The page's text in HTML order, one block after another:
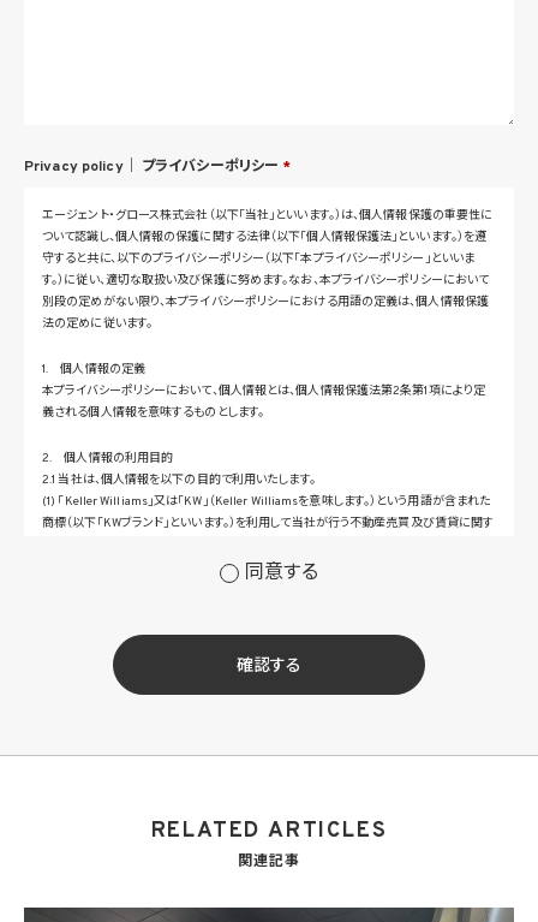
Privacy policy｜ プライバシーポリシー *
エージェント・グロース株式会社（以下「当社」といいます。）は、個人情報保護の重要性に
ついて認識し、個人情報の保護に関する法律（以下「個人情報保護法」といいます。）を遵
守すると共に、以下のプライバシーポリシー（以下「本プライバシーポリシー」といいま
す。）に従い、適切な取扱い及び保護に努めます。なお、本プライバシーポリシーにおいて
別段の定めがない限り、本プライバシーポリシーにおける用語の定義は、個人情報保護
法の定めに従います。
1. 個人情報の定義
本プライバシーポリシーにおいて、個人情報とは、個人情報保護法第2条第1項により定
義される個人情報を意味するものとします。
2. 個人情報の利用目的
2.1 当社は、個人情報を以下の目的で利用いたします。
(1) 「Keller Williams」又は「KW」（Keller Williamsを意味します。）という用語が含まれた
商標（以下「KWブランド」といいます。）を利用して当社が行う不動産売買及び賃貸に関す
(2) 当社サービス及び当社がKWブランドのライセンスを行う対象となる事業者（サブラ
せ等への対応のため
(3) 当社の商品、サービス等のご案内のため
(4) 当社サービスに関する当社の規約、ポリシー等（以下「規約等」といいます。）に違反す
る行為に対する対応のため
の開発等に役立てるため
も外国に所在する場合を含みます。）に対し個人情報（(i)当社サービスにおける顧客に関
ため。なお、KWエージェントとは、KW加盟店の業務に従事する個人を意味します。また、
(8) 当社サービスを介して販売等が行われる物件に関する情報について、当社、KWライ
同意する
確認する
RELATED ARTICLES
関連記事